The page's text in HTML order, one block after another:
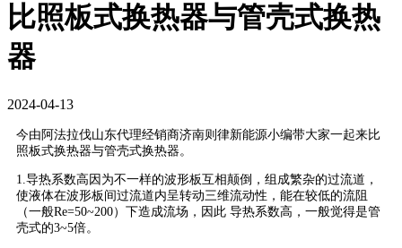
比照板式换热器与管壳式换热
器
2024-04-13
今由阿法拉伐山东代理经销商济南则律新能源小编带大家一起来比
照板式换热器与管壳式换热器。
1.导热系数高因为不一样的波形板互相颠倒，组成繁杂的过流道，
使液体在波形板间过流道内呈转动三维流动性，能在较低的流阻
（一般Re=50~200）下造成流场，因此 导热系数高，一般觉得是管
壳式的3~5倍。